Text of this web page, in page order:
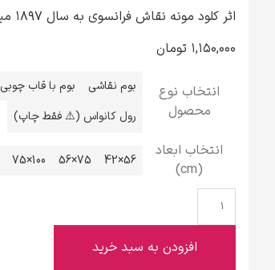
اثر کلود مونه نقاش فرانسوی به سال ۱۸۹۷ میلادی
۱,۱۵۰,۰۰۰ تومان
انتخاب نوع
محصول
بوم نقاشی
بوم با قاب چوبی
رول کانواس (⚠️ فقط چاپ)
انتخاب ابعاد
(cm)
56×42
75×56
100×75
افزودن به سبد خرید